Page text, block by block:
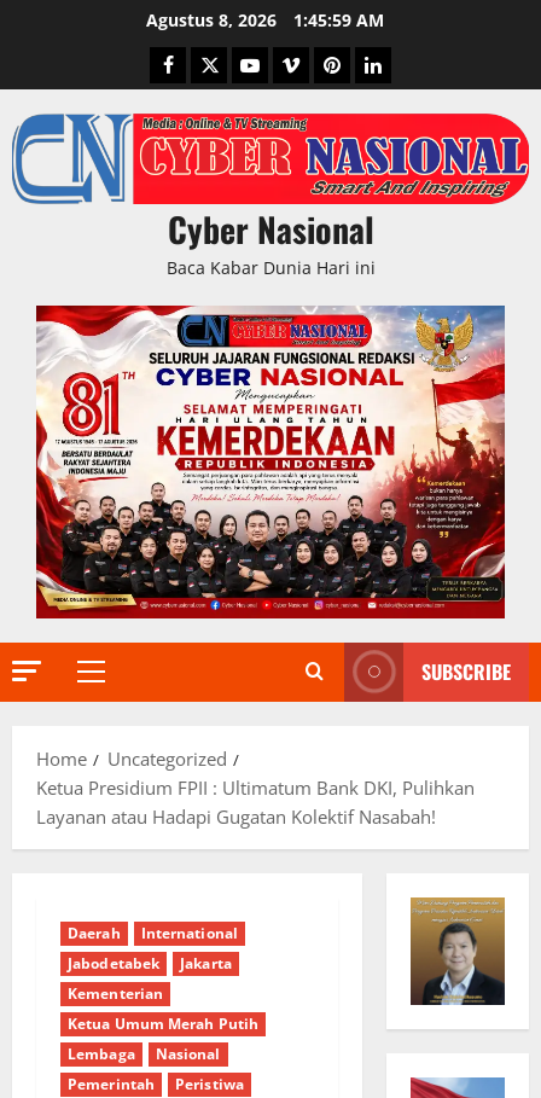
Agustus 8, 2026 1:46:00 AM
Facebook
TwitterYoutubeVimeoPinterestLinkedIn
Cyber Nasional
Baca Kabar Dunia Hari ini
Primary
SUBSCRIBE
Home
Uncategorized
Ketua Presidium FPII : Ultimatum Bank DKI, Pulihkan
Layanan atau Hadapi Gugatan Kolektif Nasabah!
Daerah
International
Jabodetabek
Jakarta
Kementerian
Ketua Umum Merah Putih
Lembaga
Nasional
Pemerintah
Peristiwa